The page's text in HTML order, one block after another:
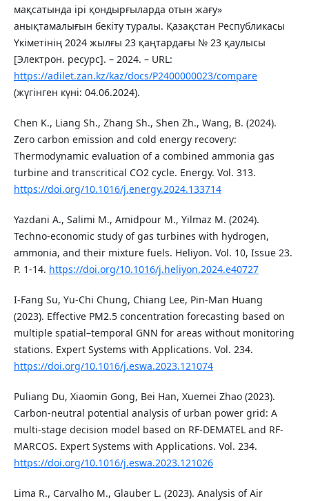
мақсатында ірі қондырғыларда отын жағу»
анықтамалығын бекіту туралы. Қазақстан Республикасы
Үкіметінің 2024 жылғы 23 қаңтардағы № 23 қаулысы
[Электрон. ресурс]. – 2024. – URL:
https://adilet.zan.kz/kaz/docs/P2400000023/compare
(жүгінген күні: 04.06.2024).
Chen K., Liang Sh., Zhang Sh., Shen Zh., Wang, B. (2024).
Zero carbon emission and cold energy recovery:
Thermodynamic evaluation of a combined ammonia gas
turbine and transcritical CO2 cycle. Energy. Vol. 313.
https://doi.org/10.1016/j.energy.2024.133714
Yazdani A., Salimi M., Amidpour M., Yilmaz M. (2024).
Techno-economic study of gas turbines with hydrogen,
ammonia, and their mixture fuels. Heliyon. Vol. 10, Issue 23.
P. 1-14. https://doi.org/10.1016/j.heliyon.2024.e40727
I-Fang Su, Yu-Chi Chung, Chiang Lee, Pin-Man Huang
(2023). Effective PM2.5 concentration forecasting based on
multiple spatial–temporal GNN for areas without monitoring
stations. Expert Systems with Applications. Vol. 234.
https://doi.org/10.1016/j.eswa.2023.121074
Puliang Du, Xiaomin Gong, Bei Han, Xuemei Zhao (2023).
Carbon-neutral potential analysis of urban power grid: A
multi-stage decision model based on RF-DEMATEL and RF-
MARCOS. Expert Systems with Applications. Vol. 234.
https://doi.org/10.1016/j.eswa.2023.121026
Lima R., Carvalho M., Glauber L. (2023). Analysis of Air